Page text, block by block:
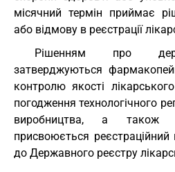
місячний термін приймає
або відмову в реєстрації
Рішенням про
затверджуються
контролю якості
погодження технологічного
виробництва, а також
присвоюється
до Державного реєстру